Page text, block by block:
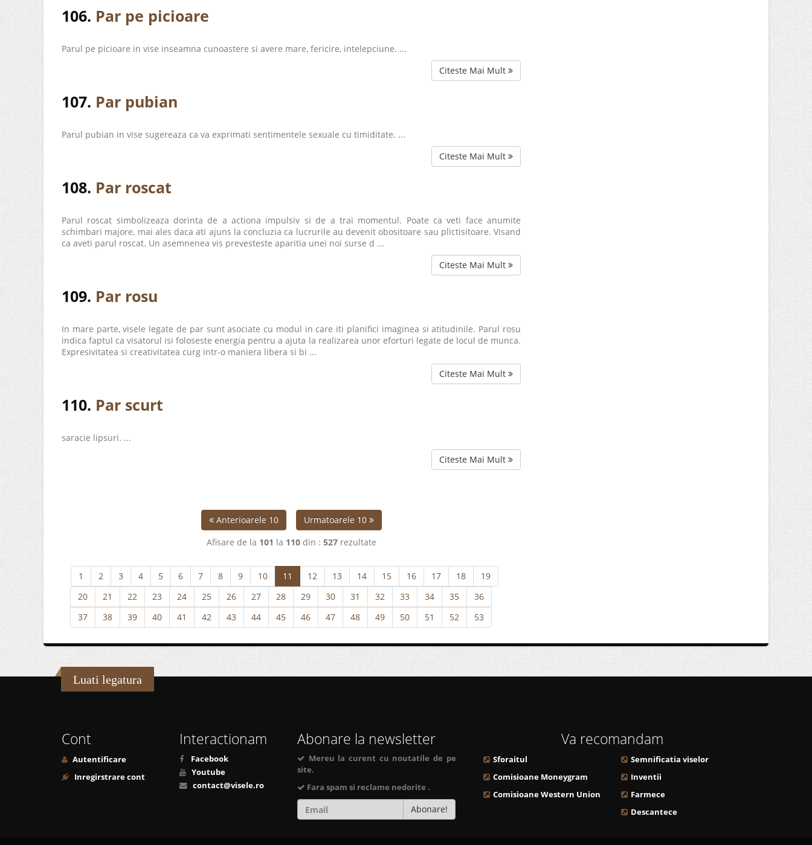
106. Par pe picioare
Parul pe picioare in vise inseamna cunoastere si avere mare, fericire, intelepciune. ...
Citeste Mai Mult
107. Par pubian
Parul pubian in vise sugereaza ca va exprimati sentimentele sexuale cu timiditate. ...
Citeste Mai Mult
108. Par roscat
Parul roscat simbolizeaza dorinta de a actiona impulsiv si de a trai momentul. Poate ca veti face anumite
schimbari majore, mai ales daca ati ajuns la concluzia ca lucrurile au devenit obositoare sau plictisitoare. Visand
ca aveti parul roscat. Un asemnenea vis prevesteste aparitia unei noi surse d ...
Citeste Mai Mult
109. Par rosu
In mare parte, visele legate de par sunt asociate cu modul in care iti planifici imaginea si atitudinile. Parul rosu
indica faptul ca visatorul isi foloseste energia pentru a ajuta la realizarea unor eforturi legate de locul de munca.
Expresivitatea si creativitatea curg intr-o maniera libera si bi ...
Citeste Mai Mult
110. Par scurt
saracie lipsuri. ...
Citeste Mai Mult
Anterioarele 10
Urmatoarele 10
Afisare de la 101 la 110din : 527rezultate
1 2 3 4 5 6 7 8 9 10 11 12 13 14 15 16 17 18
19
20
21 22 23 24 25 26 27 28 29 30 31 32 33 34 35
36
37
38 39 40 41 42 43 44 45 46 47 48 49 50 51 52 53
Luati legatura
Cont
Autentificare
Inregirstrare cont
Interactionam
Facebook
Youtube
contact@visele.ro
Abonare la newsletter
Mereu la curent cu noutatile de pe
site.
Fara spam si reclame nedorite .
Abonare!
Va recomandam
Sforaitul
Comisioane Moneygram
Comisioane Western Union
Semnificatia viselor
Inventii
Farmece
Descantece